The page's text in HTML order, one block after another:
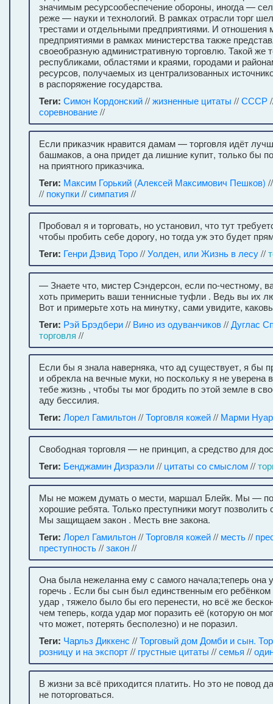
значимым ресурсообеспечение обороны, иногда —
реже — науки и технологий. В рамках отрасли торг
трестами и отдельными предприятиями. И отношения
предприятиями в рамках министерства также
своеобразную административную торговлю. Такой же
республиками, областями и краями, городами и
ресурсов, получаемых из централизованных
в распоряжение государства.
Теги: Симон Кордонский//жизненные цитаты //СССР
соревнование//
Если приказчик нравится дамам — торговля идёт
башмаков, а она придет да лишние купит, только бы
на приятного приказчика.
Теги: Максим Горький (Алексей Максимович Пешков)
// покупки//симпатия //
Пробовал я и торговать, но установил, что тут
чтобы пробить себе дорогу, но тогда уж это будет
Теги: Генри Дэвид Торо//Уолден, или Жизнь в лесу//
— Знаете что, мистер Сэндерсон, если по-честному,
хоть примерить ваши теннисные туфли . Ведь вы их
Вот и примерьте хоть на минутку, сами увидите,
Теги: Рэй Брэдбери// Вино из одуванчиков//Дуглас
торговля //
Если бы я знала наверняка, что ад существует, я бы
и обрекла на вечные муки, но поскольку я не уверена
тебе жизнь , чтобы ты мог бродить по этой земле в
аду бессилия.
Теги: Лорел Гамильтон//Торговля кожей// Марми Нуар
Свободная торговля — не принцип, а средство для
Теги: Бенджамин Дизраэли// цитаты со смыслом//
Мы не можем думать о мести, маршал Блейк. Мы —
хорошие ребята. Только преступники могут позволить
Мы защищаем закон . Месть вне закона.
Теги: Лорел Гамильтон//Торговля кожей// месть//
преступность//закон//
Она была нежеланна ему с самого начала;теперь она
горечь . Если бы сын был единственным его ребёнком
удар , тяжело было бы его перенести, но всё же
чем теперь, когда удар мог поразить её (которую он
что может, потерять бесполезно) и не поразил.
Теги: Чарльз Диккенс //Торговый дом Домби и сын.
розницу и на экспорт// грустные цитаты //семья //
В жизни за всё приходится платить. Но это не повод
не поторговаться.